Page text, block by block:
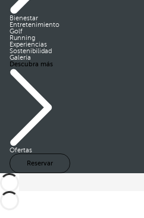
Bienestar
Entretenimiento
Golf
Running
Experiencias
Sostenibilidad
Galería
Descubra más
Ofertas
Reservar